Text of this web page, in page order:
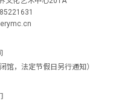
馆，法定节假日另行通知）